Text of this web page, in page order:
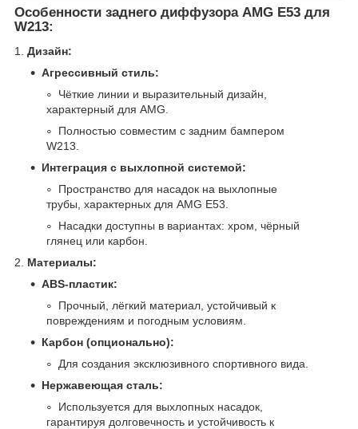
Особенности заднего диффузора AMG E53 для
W213:
1. Дизайн:
Агрессивный стиль:
Чёткие линии и выразительный дизайн,
характерный для AMG.
Полностью совместим с задним бампером
W213.
Интеграция с выхлопной системой:
Пространство для насадок на выхлопные
трубы, характерных для AMG E53.
Насадки доступны в вариантах: хром, чёрный
глянец или карбон.
2. Материалы:
ABS-пластик:
Прочный, лёгкий материал, устойчивый к
повреждениям и погодным условиям.
Карбон (опционально):
Для создания эксклюзивного спортивного вида.
Нержавеющая сталь:
Используется для выхлопных насадок,
гарантируя долговечность и устойчивость к